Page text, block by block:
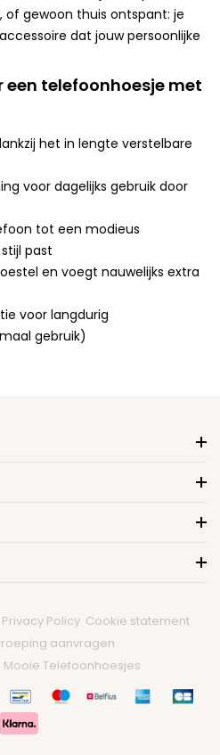
of gewoon thuis ontspant: je
dat jouw persoonlijke
een telefoonhoesje met
het in lengte verstelbare
voor dagelijks gebruik door
tot een modieus
past
en voegt nauwelijks extra
voor langdurig
gebruik)
Privacy Policy Cookie statement
aanvragen
Telefoonhoesjes